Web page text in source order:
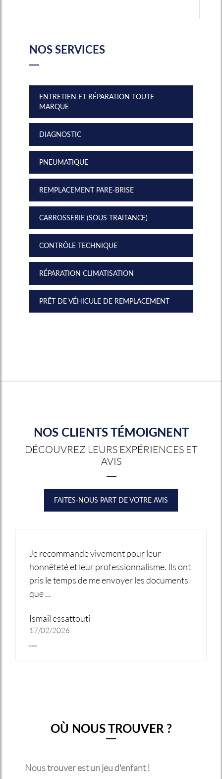
NOS SERVICES
ENTRETIEN ET RÉPARATION TOUTE
MARQUE
DIAGNOSTIC
PNEUMATIQUE
REMPLACEMENT PARE-BRISE
CARROSSERIE (SOUS TRAITANCE)
CONTRÔLE TECHNIQUE
RÉPARATION CLIMATISATION
PRÊT DE VÉHICULE DE REMPLACEMENT
NOS CLIENTS TÉMOIGNENT
DÉCOUVREZ LEURS EXPÉRIENCES ET
AVIS
FAITES-NOUS PART DE VOTRE AVIS
Je recommande vivement pour leur
honnêteté et leur professionnalisme. Ils ont
pris le temps de me envoyer les documents
que ...
Ismail essattouti
17/02/2026
OÙ NOUS TROUVER ?
Nous trouver est un jeu d'enfant !